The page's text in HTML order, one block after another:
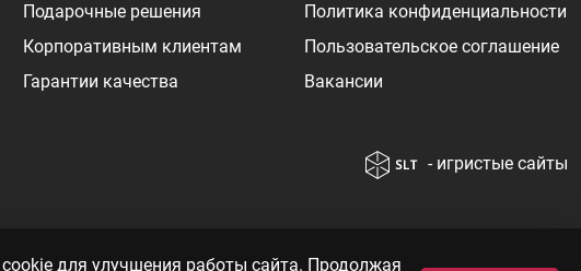
Подарочные решения
Корпоративным клиентам
Гарантии качества
Политика конфиденциальности
Пользовательское соглашение
Вакансии
- игристые сайты
зависят от курса
товаров и цен вы так © 2010—2026 «WINEBOOK»
для улучшения работы сайта. Продолжая